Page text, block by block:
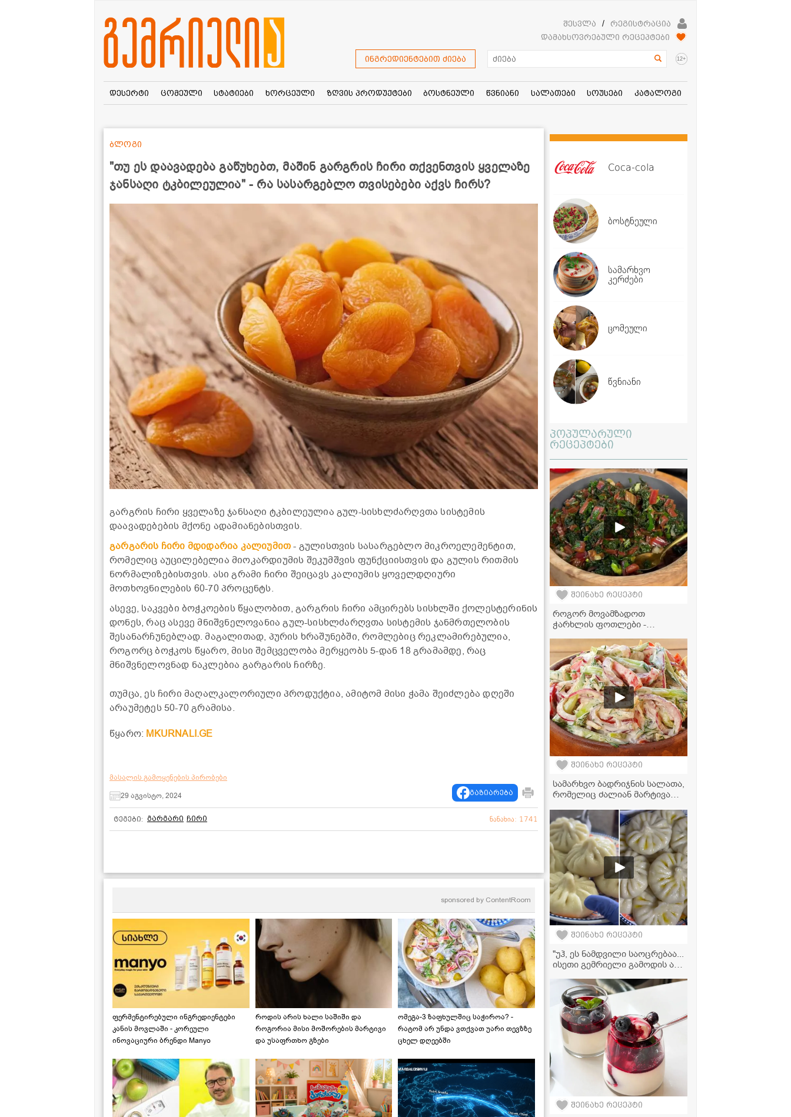
შესვლა /
რეგისტრაცია
დამახსოვრებული რეცეპტები
ინგრედიენტებით ძიება 12+
დესერტი ცომეული სტატიები ხორცეული ზღვის პროდუქტები ბოსტნეული წვნიანი სალათები სოუსები კატალოგი
"თუ ეს დაავადება გაწუხებთ, მაშინ გარგრის ჩირი თქვენთვის ყველაზე
ჯანსაღი ტკბილეულია" - რა სასარგებლო თვისებები აქვს ჩირს?
ბლოგი
გარგრის ჩირი ყველაზე ჯანსაღი ტკბილეულია გულ-სისხლძარღვთა სისტემის
დაავადებების მქონე ადამიანებისთვის.
გარგარის ჩირი მდიდარია კალიუმით- გულისთვის სასარგებლო მიკროელემენტით,
რომელიც აუცილებელია მიოკარდიუმის შეკუმშვის ფუნქციისთვის და გულის რითმის
ნორმალიზებისთვის. ასი გრამი ჩირი შეიცავს კალიუმის ყოველდღიური
მოთხოვნილების 60-70 პროცენტს.
ასევე, საკვები ბოჭკოების წყალობით, გარგრის ჩირი ამცირებს სისხლში ქოლესტერინის
დონეს, რაც ასევე მნიშვნელოვანია გულ-სისხლძარღვთა სისტემის ჯანმრთელობის
შესანარჩუნებლად. მაგალითად, პურის ხრაშუნებში, რომლებიც რეკლამირებულია,
როგორც ბოჭკოს წყარო, მისი შემცველობა მერყეობს 5-დან 18 გრამამდე, რაც
მნიშვნელოვნად ნაკლებია გარგარის ჩირზე.
თუმცა, ეს ჩირი მაღალკალორიული პროდუქტია, ამიტომ მისი ჭამა შეიძლება დღეში
არაუმეტეს 50-70 გრამისა.
წყარო: MKURNALI.GE
მასალის გამოყენების პირობები
29 აგვისტო, 2024
გაზიარება
ტეგები: გარგარი ჩირი ნანახია: 1741
sponsored by ContentRoom
ფერმენტირებული ინგრედიენტები
კანის მოვლაში - კორეული
ინოვაციური ბრენდი Manyo
როდის არის ხალი საშიში და
როგორია მისი მოშორების მარტივი
და უსაფრთხო გზები
ომეგა-3 ზაფხულშიც საჭიროა? -
რატომ არ უნდა ვთქვათ უარი თევზზე
ცხელ დღეებში
Coca-cola
ბოსტნეული
სამარხვო
კერძები
ცომეული
წვნიანი
პოპულარული
რეცეპტები
შეინახე რეცეპტი
როგორ მოვამზადოთ
ჭარხლის ფოთლები -
სავსე კერძი სულ რაღაც 20
წუთში!
შეინახე რეცეპტი
სამარხვო ბადრიჯნის სალათა,
რომელიც ძალიან მარტივად
უგემრიელესია
შეინახე რეცეპტი
"უჰ, ეს ნამდვილი საოცრებაა...
ისეთი გემრიელი გამოდის ამ
უნდა სცადოთ მომზადება!" -
კარტოფილის ხინკლის
ვიდეორეცეპტი
შეინახე რეცეპტი